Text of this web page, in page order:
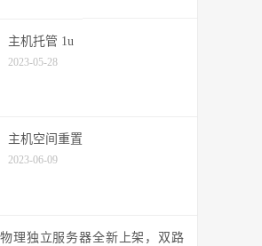
主机托管 1u
2023-05-28
主机空间重置
2023-06-09
理独立服务器全新上架，双路